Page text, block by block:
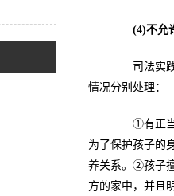
(4)不允
司法实践
情况分别处理：
①有正当理
为了保护孩子的
养关系。②孩子
方的家中，并且